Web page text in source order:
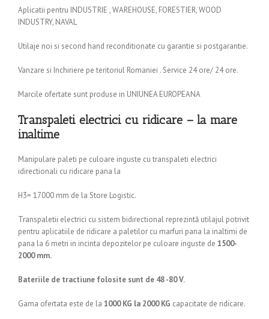
Aplicatii pentru INDUSTRIE , WAREHOUSE, FORESTIER, WOOD
INDUSTRY, NAVAL
Utilaje noi si second hand reconditionate cu garantie si postgarantie.
Vanzare si Inchiriere pe teritoriul Romaniei . Service 24 ore/ 24 ore.
Marcile ofertate sunt produse in UNIUNEA EUROPEANA
Transpaleti electrici cu ridicare – la mare
inaltime
Manipulare paleti pe culoare inguste cu transpaleti electrici
idirectionali cu ridicare pana la
H3= 17000 mm de la Store Logistic.
Transpaletii electrici cu sistem bidirectional reprezintă utilajul potrivit
pentru aplicatiile de ridicare a paletilor cu marfuri pana la inaltimi de
pana la 6 metri in incinta depozitelor pe culoare inguste de 1500-
2000 mm.
Bateriile de tractiune folosite sunt de 48 -80 V.
Gama ofertata este de la 1000 KG la 2000 KG capacitate de ridicare.